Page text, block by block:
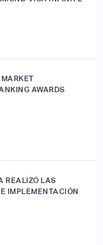
AWARDS
REALIZÓ LAS
IMPLEMENTACIÓN